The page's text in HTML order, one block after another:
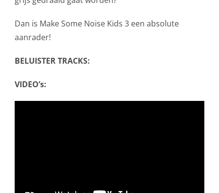
Dan is Make Some Noise Kids 3 een absolute
aanrader!
BELUISTER TRACKS:
VIDEO’s: